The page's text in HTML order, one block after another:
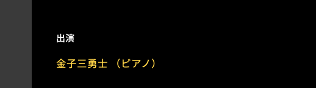
出演
金子三勇士 （ピアノ）